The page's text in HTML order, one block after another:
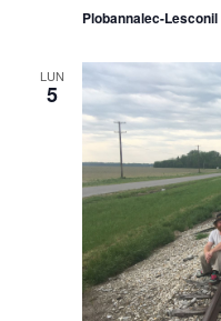
Plobannalec-Lesconil
LUN
5